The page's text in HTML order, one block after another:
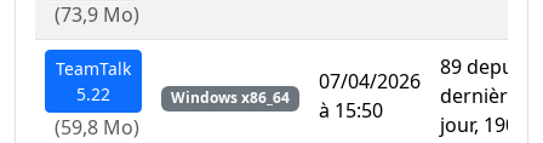
(73,9 Mo)
TeamTalk
5.22
(59,8 Mo)
Windows x86_64
07/04/2026
à 15:50
89 depuis
dernière
jour, 1903